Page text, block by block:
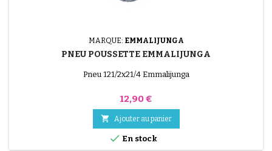
MARQUE: EMMALIJUNGA
PNEU POUSSETTE EMMALIJUNGA
Pneu 121/2x21/4 Emmalijunga
Prix
12,90 €
 Ajouter au panier
 En stock